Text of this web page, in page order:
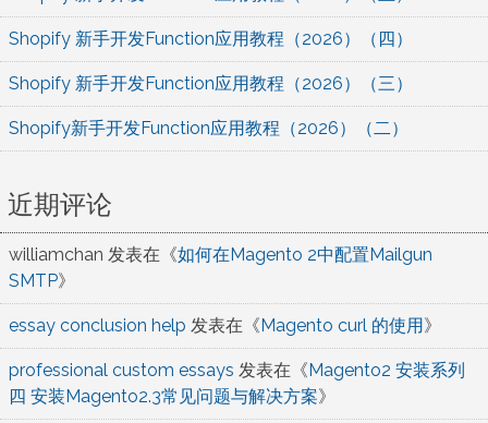
Shopify 新手开发Function应用教程（2026）（四）
Shopify 新手开发Function应用教程（2026）（三）
Shopify新手开发Function应用教程（2026）（二）
近期评论
williamchan 发表在《如何在Magento 2中配置Mailgun
SMTP》
essay conclusion help 发表在《Magento curl 的使用》
professional custom essays 发表在《Magento2 安装系列
四 安装Magento2.3常见问题与解决方案》